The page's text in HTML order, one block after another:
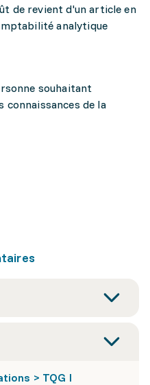
de revient d'un article en
analytique
souhaitant
de la
> TQG I